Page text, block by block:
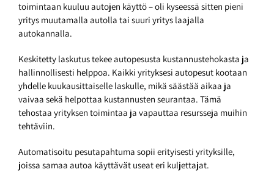
toimintaan kuuluu autojen käyttö – oli kyseessä sitten pieni
yritys muutamalla autolla tai suuri yritys laajalla
autokannalla.
Keskitetty laskutus tekee autopesusta kustannustehokasta ja
hallinnollisesti helppoa. Kaikki yrityksesi autopesut kootaan
yhdelle kuukausittaiselle laskulle, mikä säästää aikaa ja
vaivaa sekä helpottaa kustannusten seurantaa. Tämä
tehostaa yrityksen toimintaa ja vapauttaa resursseja muihin
tehtäviin.
Automatisoitu pesutapahtuma sopii erityisesti yrityksille,
joissa samaa autoa käyttävät useat eri kuljettajat.